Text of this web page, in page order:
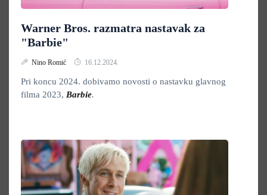
Warner Bros. razmatra nastavak za
"Barbie"
Nino Romić 16.12.2024.
Pri koncu 2024. dobivamo novosti o nastavku glavnog
filma 2023, Barbie.